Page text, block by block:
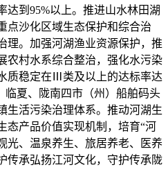
达到95%以上。推进山水林田湖
点沙化区域生态保护和综合治
理。加强河湖渔业资源保护，推
农村水系综合整治，强化水污染
质稳定在Ⅲ类及以上的达标率达
临夏、陇南四市（州）船舶码头
生活污染治理体系。推动河湖生
态产品价值实现机制，培育“河
光、温泉养生、旅居养老、医养
传承弘扬江河文化，守护传承陇